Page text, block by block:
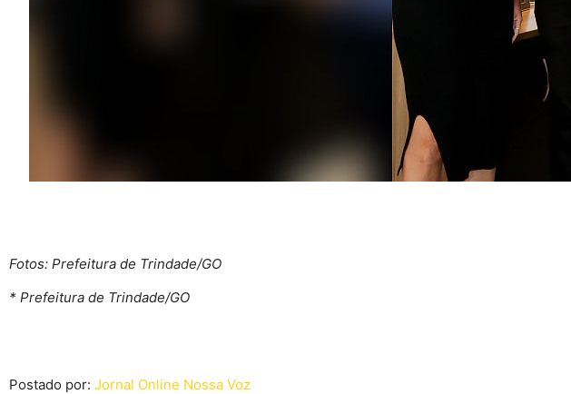
Fotos: Prefeitura de Trindade/GO
* Prefeitura de Trindade/GO
Postado por: Jornal Online Nossa Voz